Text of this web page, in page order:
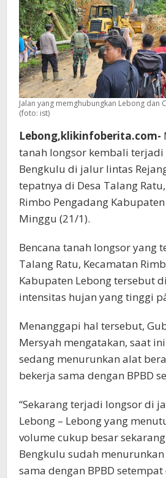
Jalan yang memghubungkan Lebong dan
(foto: ist)
Lebong,klikinfoberita.com-
tanah longsor kembali terjadi
Bengkulu di jalur lintas
tepatnya di Desa Talang
Rimbo Pengadang
Minggu (21/1).
Bencana tanah longsor yang
Talang Ratu, Kecamatan
Kabupaten Lebong tersebut
intensitas hujan yang tinggi
Menanggapi hal tersebut,
Mersyah mengatakan, saat
sedang menurunkan alat
bekerja sama dengan BPBD
“Sekarang terjadi longsor di
Lebong – Lebong yang
volume cukup besar
Bengkulu sudah
sama dengan BPBD setempat